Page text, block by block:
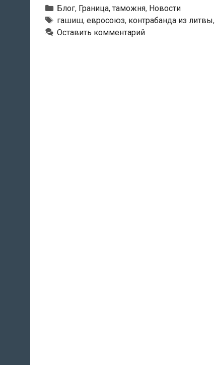
в
Россию
пытались
Рубрики
Блог, Граница, таможня, Новости
Метки
гашиш, евросоюз, контрабанда из литвы,
Оставить комментарий